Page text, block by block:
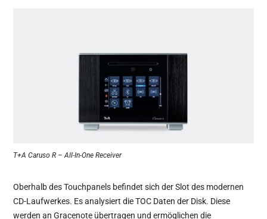
T+A Caruso R – All-In-One Receiver
Oberhalb des Touchpanels befindet sich der Slot des modernen
CD-Laufwerkes. Es analysiert die TOC Daten der Disk. Diese
werden an Gracenote übertragen und ermöglichen die